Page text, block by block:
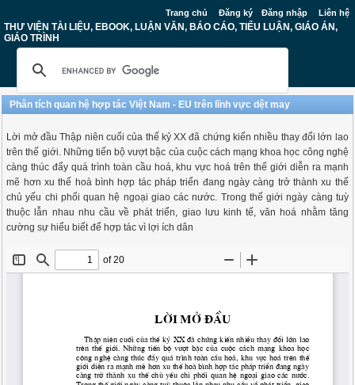
Trang chủ Đăng ký Đăng nhập Liên hệ
THƯ VIỆN TÀI LIỆU, EBOOK, LUẬN VĂN, BÁO CÁO, TIỂU LUẬN, GIÁO ÁN,
GIÁO TRÌNH
Phân tích quan hệ hợp tác Việt Nam - EU trên lĩnh vực dệt may
Lời mở đầu Thập niên cuối của thế kỷ XX đã chứng kiến nhiều thay đổi lớn lao
trên thế giới. Những tiến bộ vượt bậc của cuộc cách mạng khoa học công nghệ
càng thúc đẩy quá trình toàn cầu hoá, khu vực hoá trên thế giới diễn ra mạnh
mẽ hơn xu thế hoà bình hợp tác pháp triển đang ngày càng trở thành xu thế
chủ yếu chi phối quan hệ ngoại giao các nước. Trong thế giới ngày càng tuỳ
thuộc lẫn nhau nhu cầu về phát triển, giao lưu kinh tế, văn hoá nhằm tăng
cường sự hiểu biết để hợp tác vì lợi ích dân